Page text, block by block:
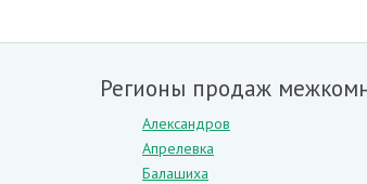
Покраска двери:Антик медь,
Размеры двери
по коробке:
Открывание:
Регионы продаж
Александров
Апрелевка
Балашиха